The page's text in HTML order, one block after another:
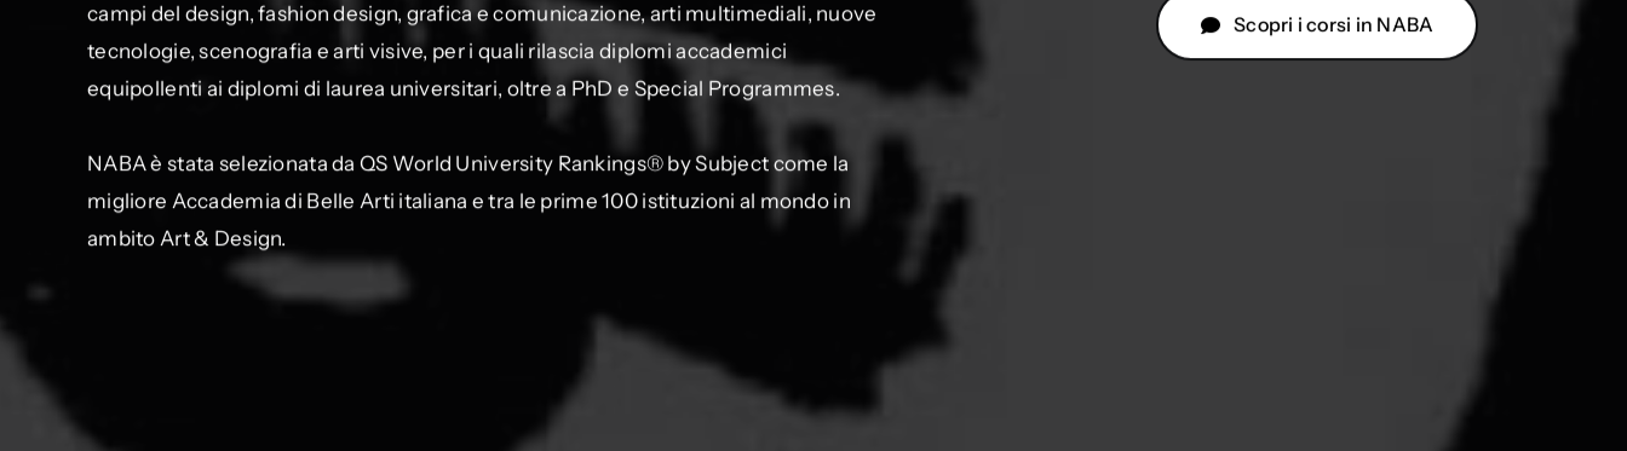
campi del design, fashion design, grafica e comunicazione, arti multimediali, nuove
tecnologie, scenografia e arti visive, per i quali rilascia diplomi accademici
equipollenti ai diplomi di laurea universitari, oltre a PhD e Special Programmes.
NABA è stata selezionata da QS World University Rankings® by Subject come la
migliore Accademia di Belle Arti italiana e tra le prime 100 istituzioni al mondo in
ambito Art & Design.
Scopri i corsi in NABA